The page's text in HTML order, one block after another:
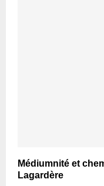
Médiumnité et
Lagardère